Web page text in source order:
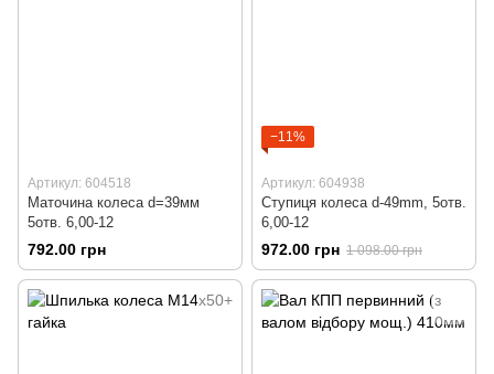
Артикул: 604518
Маточина колеса d=39мм
5отв. 6,00-12
792.00 грн
−11%
Артикул: 604938
Ступиця колеса d-49mm, 5отв.
6,00-12
972.00 грн 1 098.00 грн